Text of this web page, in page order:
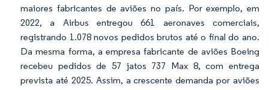
maiores fabricantes de aviões no país. Por exemplo, em
2022, a Airbus entregou 661 aeronaves comerciais,
registrando 1.078 novos pedidos brutos até o final do ano.
Da mesma forma, a empresa fabricante de aviões Boeing
recebeu pedidos de 57 jatos 737 Max 8, com entrega
prevista até 2025. Assim, a crescente demanda por aviões